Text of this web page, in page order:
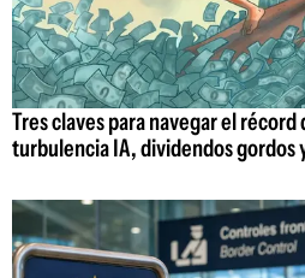
Tres claves para navegar el
turbulencia IA, dividendos gordos